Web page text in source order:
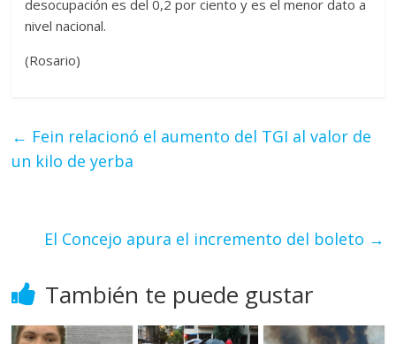
desocupación es del 0,2 por ciento y es el menor dato a
nivel nacional.
(Rosario)
← Fein relacionó el aumento del TGI al valor de
un kilo de yerba
El Concejo apura el incremento del boleto →
También te puede gustar